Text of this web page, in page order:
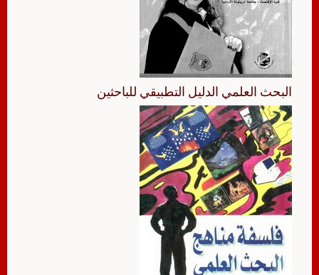
البحث العلمي الدليل التطبيقي للباحثين